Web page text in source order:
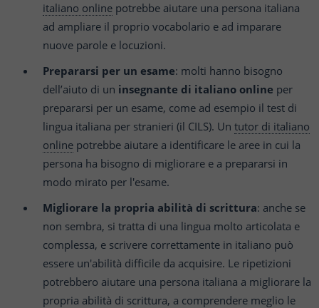
italiano online potrebbe aiutare una persona italiana
ad ampliare il proprio vocabolario e ad imparare
nuove parole e locuzioni.
Prepararsi per un esame: molti hanno bisogno
dell’aiuto di un insegnante di italiano online per
prepararsi per un esame, come ad esempio il test di
lingua italiana per stranieri (il CILS). Un tutor di italiano
online potrebbe aiutare a identificare le aree in cui la
persona ha bisogno di migliorare e a prepararsi in
modo mirato per l'esame.
Migliorare la propria abilità di scrittura: anche se
non sembra, si tratta di una lingua molto articolata e
complessa, e scrivere correttamente in italiano può
essere un'abilità difficile da acquisire. Le ripetizioni
potrebbero aiutare una persona italiana a migliorare la
propria abilità di scrittura, a comprendere meglio le